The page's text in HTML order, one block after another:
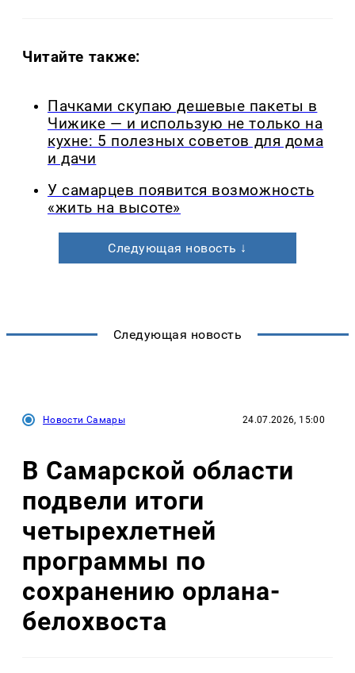
Читайте также:
Пачками скупаю дешевые пакеты в
Чижике — и использую не только на
кухне: 5 полезных советов для дома
и дачи
У самарцев появится возможность
«жить на высоте»
Следующая новость ↓
Следующая новость
Новости Самары 24.07.2026, 15:00
В Самарской области
подвели итоги
четырехлетней
программы по
сохранению орлана-
белохвоста